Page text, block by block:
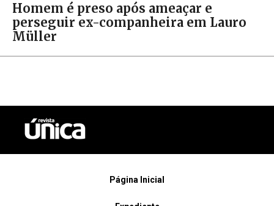
Homem é preso após ameaçar e
perseguir ex-companheira em Lauro
Müller
Página Inicial